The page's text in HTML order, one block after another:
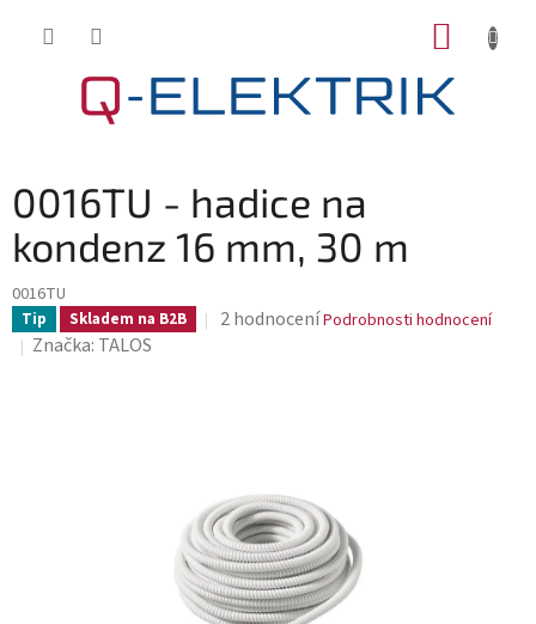
0016TU - hadice na
kondenz 16 mm, 30 m
0016TU
Tip Skladem na B2B
Průměrné
hvězdiček.
2 hodnoceníPodrobnosti hodnocení
Značka: TALOS